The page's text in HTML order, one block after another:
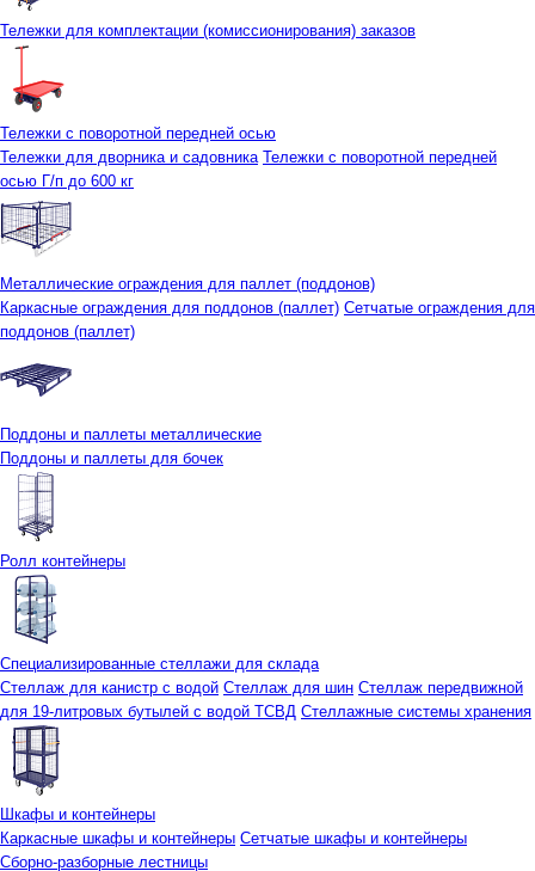
Тележки для комплектации (комиссионирования) заказов
Тележки с поворотной передней осью
Тележки для дворника и садовника Тележки с поворотной передней
осью Г/п до 600 кг
Металлические ограждения для паллет (поддонов)
Каркасные ограждения для поддонов (паллет) Сетчатые ограждения для
поддонов (паллет)
Поддоны и паллеты металлические
Поддоны и паллеты для бочек
Ролл контейнеры
Специализированные стеллажи для склада
Стеллаж для канистр с водой Стеллаж для шин Стеллаж передвижной
для 19-литровых бутылей с водой ТСВД Стеллажные системы хранения
Шкафы и контейнеры
Каркасные шкафы и контейнеры Сетчатые шкафы и контейнеры
Сборно-разборные лестницы